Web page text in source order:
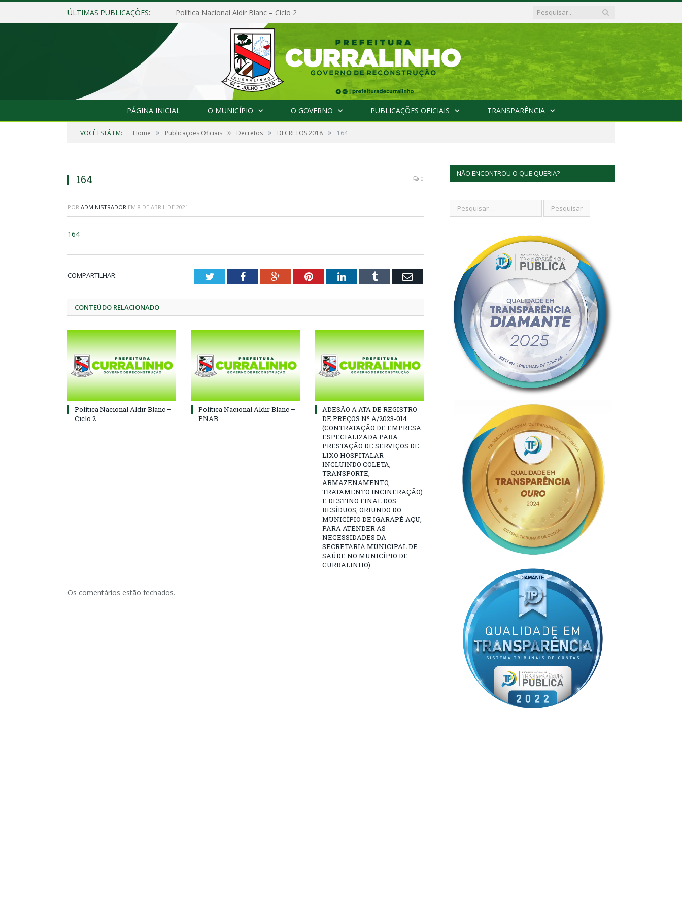
ÚLTIMAS PUBLICAÇÕES: Política Nacional Aldir Blanc – Ciclo 2
PÁGINA INICIAL O MUNICÍPIO O GOVERNO PUBLICAÇÕES OFICIAIS TRANSPARÊNCIA
VOCÊ ESTÁ EM: Home » Publicações Oficiais » Decretos » DECRETOS 2018 » 164
164 0
POR ADMINISTRADOR EM 8 DE ABRIL DE 2021
164
COMPARTILHAR: TwitterFacebookGoogle+PinterestLinkedInTumblr Email
CONTEÚDO RELACIONADO
Política Nacional Aldir Blanc –
Ciclo 2
Política Nacional Aldir Blanc –
PNAB
ADESÃO A ATA DE REGISTRO
DE PREÇOS Nº A/2023-014
(CONTRATAÇÃO DE EMPRESA
ESPECIALIZADA PARA
PRESTAÇÃO DE SERVIÇOS DE
LIXO HOSPITALAR
INCLUINDO COLETA,
TRANSPORTE,
ARMAZENAMENTO,
TRATAMENTO INCINERAÇÃO)
E DESTINO FINAL DOS
RESÍDUOS, ORIUNDO DO
MUNICÍPIO DE IGARAPÉ AÇU,
PARA ATENDER AS
NECESSIDADES DA
SECRETARIA MUNICIPAL DE
SAÚDE NO MUNICÍPIO DE
CURRALINHO)
Os comentários estão fechados.
NÃO ENCONTROU O QUE QUERIA?